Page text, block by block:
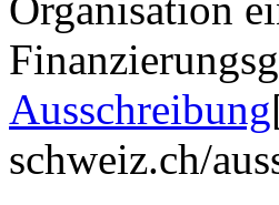
Organisation
Ausschreibung
schweiz.ch/